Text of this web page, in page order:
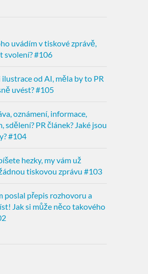
uvádím v tiskové zprávě,
svolení? #106
od AI, měla by to PR
uvést? #105
oznámení, informace,
sdělení? PR článek? Jaké jsou
#104
hezky, my vám už
tiskovou zprávu #103
poslal přepis rozhovoru a
Jak si může něco takového